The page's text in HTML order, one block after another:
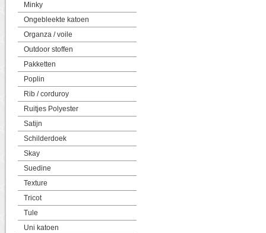
Minky
Ongebleekte katoen
Organza / voile
Outdoor stoffen
Pakketten
Poplin
Rib / corduroy
Ruitjes Polyester
Satijn
Schilderdoek
Skay
Suedine
Texture
Tricot
Tule
Uni katoen